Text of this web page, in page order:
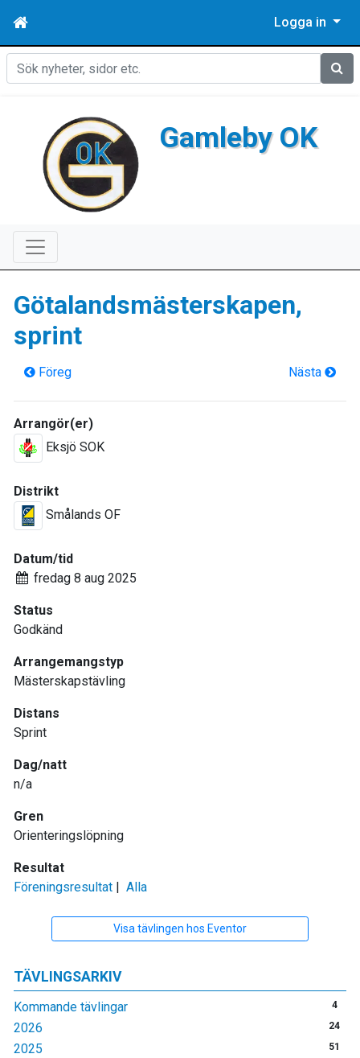
Logga in
Sök
Gamleby OK
TÄVLINGSARKIV
Kommande tävlingar 4
2026 24
2025 51
Götalandsmästerskapen,
sprint
Föreg Nästa
Arrangör(er)
Eksjö SOK
Distrikt
Smålands OF
Datum/tid
fredag 8 aug 2025
Status
Godkänd
Arrangemangstyp
Mästerskapstävling
Distans
Sprint
Dag/natt
n/a
Gren
Orienteringslöpning
Resultat
Föreningsresultat
Alla
Visa tävlingen hos Eventor